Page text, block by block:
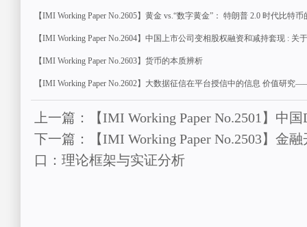
【IMI Working Paper No.2605】黄金 vs.“数字黄金”： 特朗普 2.0 时代比特
【IMI Working Paper No.2604】中国上市公司变相股权融资和减持套现 : 关
【IMI Working Paper No.2603】货币的本质辨析
【IMI Working Paper No.2602】大数据征信在平台授信中的信息 价值研
上一篇：【IMI Working Paper No.2501】中
下一篇：【IMI Working Paper No.2503】金
口：理论框架与实证分析